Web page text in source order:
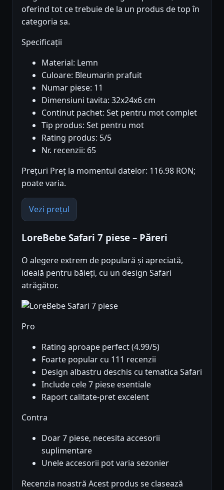
oferind tot ce trebuie de la un produs de top în
categoria sa.
Specificații
Material: Lemn
Culoare: Bleumarin prafuit
Numar piese: 11
Dimensiuni tavita: 32x24x6 cm
Continut pachet: Set pentru mot complet
Tip produs: Set pentru mot
Rating produs: 5/5
Nr. recenzii: 65
Prețuri Preț la momentul datelor: 116.98 RON;
poate varia.
Vezi prețul
LoreBebe Safari 7 piese – Păreri
O alegere extrem de populară și apreciată,
ideală pentru băieți, cu un design Safari
atrăgător.
Pro
Rating aproape perfect (4.99/5)
Foarte popular cu 111 recenzii
Design albastru deschis cu tematica Safari
Include cele 7 piese esentiale
Raport calitate-pret excelent
Contra
Doar 7 piese, necesita accesorii
suplimentare
Unele accesorii pot varia sezonier
Recenzia noastră Acest produs se clasează